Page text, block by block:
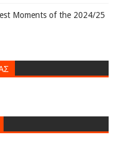
Moments of the 2024/25